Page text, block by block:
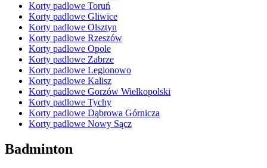
Korty padlowe Toruń
Korty padlowe Gliwice
Korty padlowe Olsztyn
Korty padlowe Rzeszów
Korty padlowe Opole
Korty padlowe Zabrze
Korty padlowe Legionowo
Korty padlowe Kalisz
Korty padlowe Gorzów Wielkopolski
Korty padlowe Tychy
Korty padlowe Dąbrowa Górnicza
Korty padlowe Nowy Sącz
Badminton